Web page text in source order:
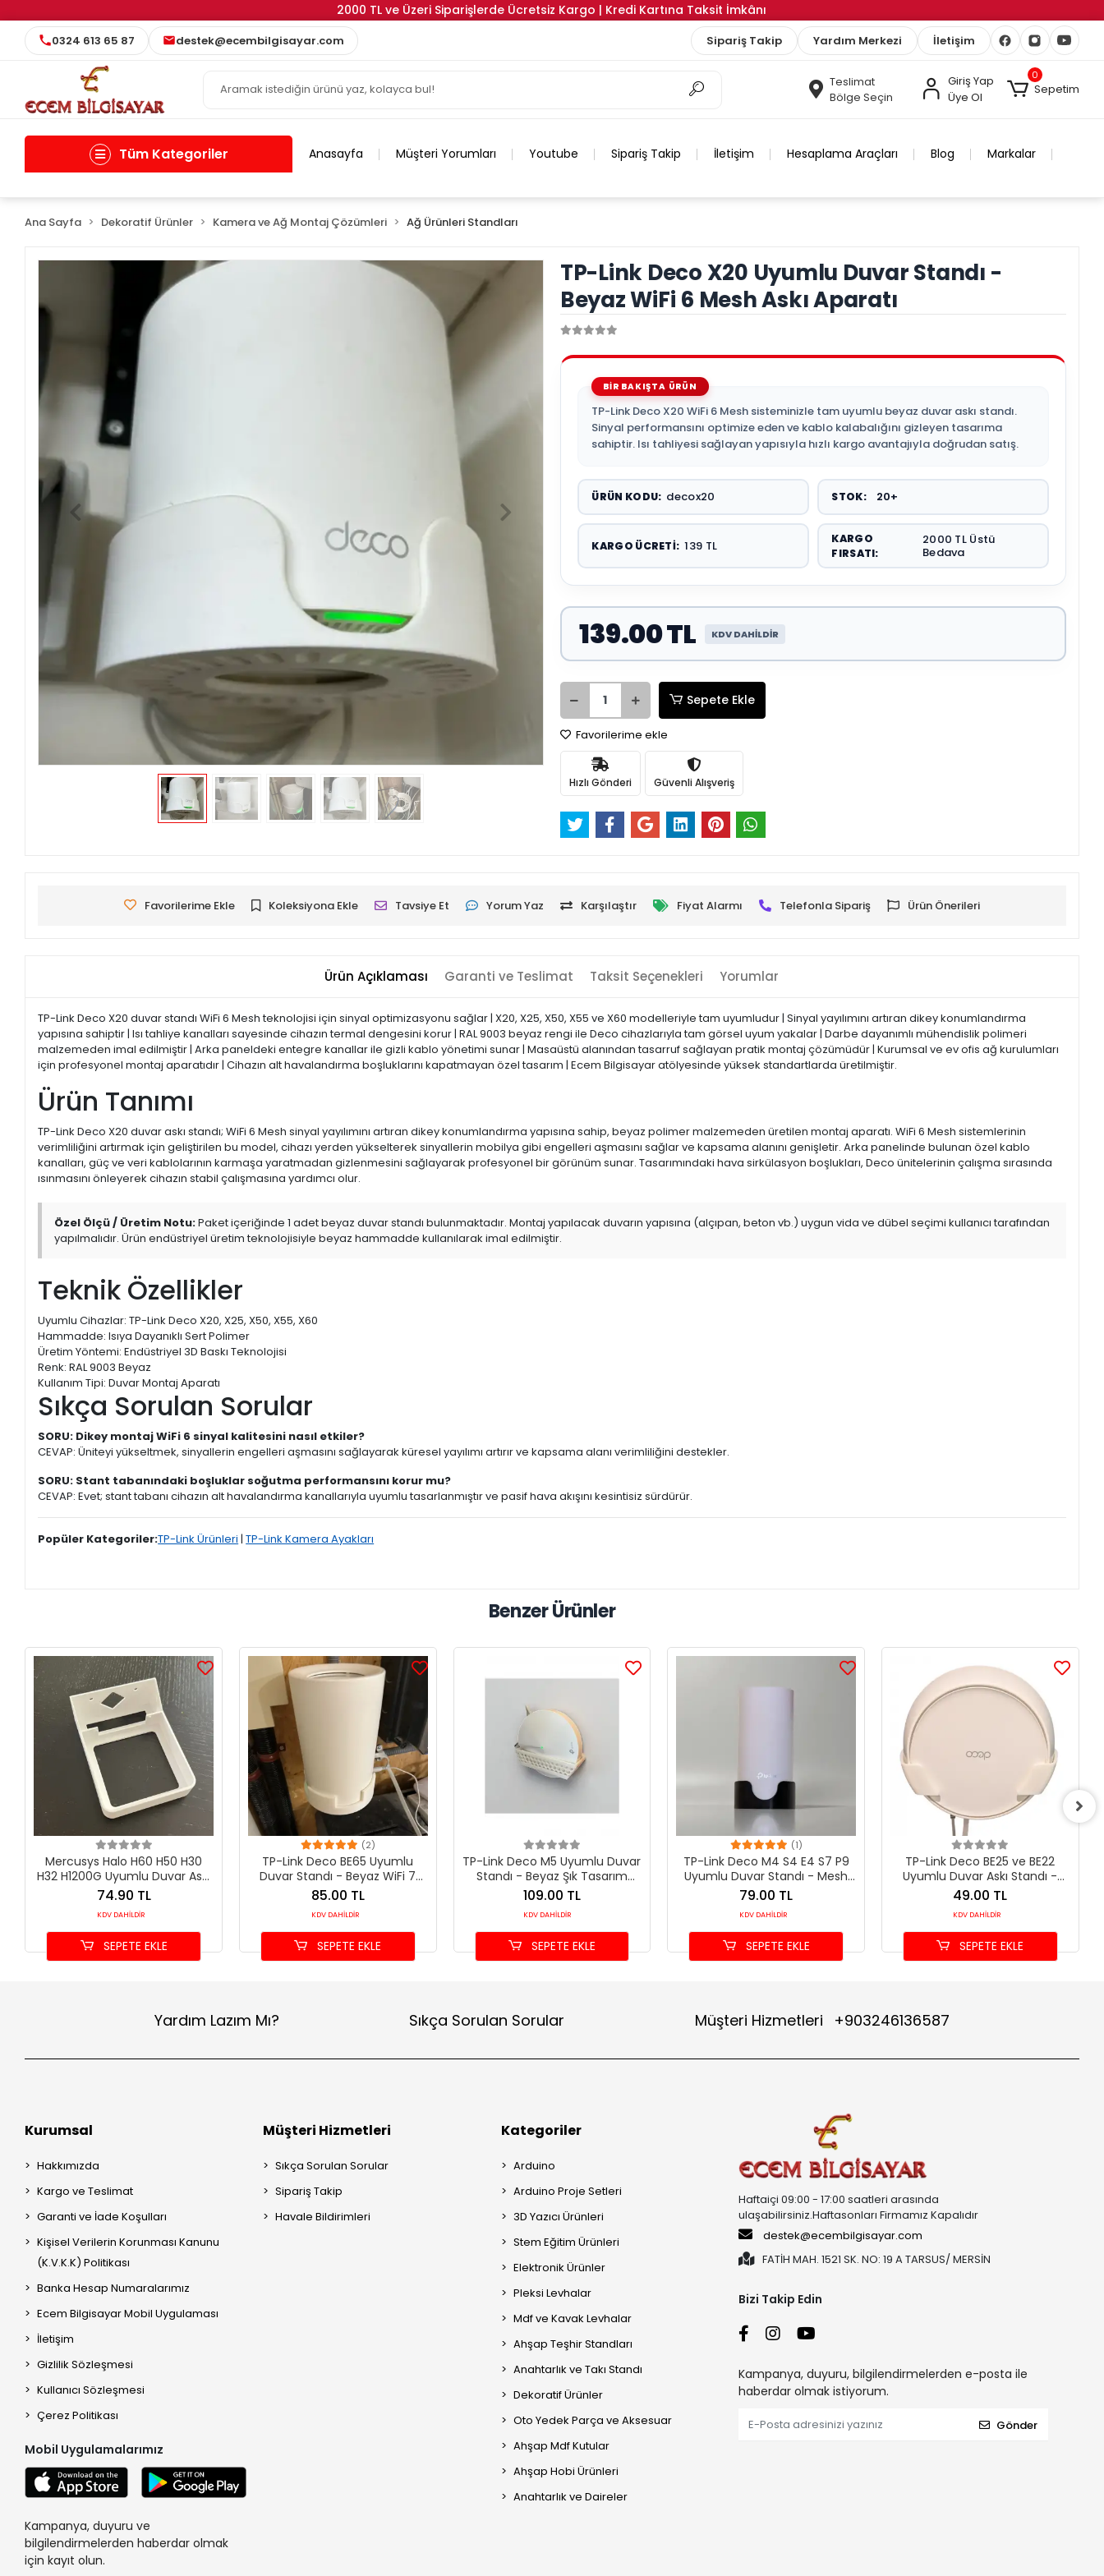
2000 TL ve Üzeri Siparişlerde Ücretsiz Kargo | Kredi Kartına Taksit İmkânı
0324 613 65 87 destek@ecembilgisayar.com Sipariş Takip Yardım Merkezi İletişim
Teslimat
Bölge Seçin
Giriş Yap
Üye Ol
0
Sepetim
Tüm Kategoriler Anasayfa Müşteri Yorumları Youtube Sipariş Takip İletişim Hesaplama Araçları Blog Markalar
Ana Sayfa Dekoratif Ürünler Kamera ve Ağ Montaj Çözümleri Ağ Ürünleri Standları
TP-Link Deco X20 Uyumlu Duvar Standı -
Beyaz WiFi 6 Mesh Askı Aparatı
TP-Link Deco X20 WiFi 6 Mesh sisteminizle tam uyumlu beyaz duvar askı standı.
Sinyal performansını optimize eden ve kablo kalabalığını gizleyen tasarıma
sahiptir. Isı tahliyesi sağlayan yapısıyla hızlı kargo avantajıyla doğrudan satış.
ÜRÜN KODU: decox20 STOK: 20+
KARGO ÜCRETI: 139 TL
KARGO
FIRSATI:
2000 TL Üstü
Bedava
139.00 TL KDV DAHİLDİR
Sepete Ekle
Favorilerime ekle
Hızlı Gönderi Güvenli Alışveriş
Favorilerime Ekle Koleksiyona Ekle Tavsiye Et Yorum Yaz Karşılaştır Fiyat Alarmı Telefonla Sipariş Ürün Önerileri
Ürün Açıklaması Garanti ve Teslimat Taksit Seçenekleri Yorumlar
TP-Link Deco X20 duvar standı WiFi 6 Mesh teknolojisi için sinyal optimizasyonu sağlar | X20, X25, X50, X55 ve X60 modelleriyle tam uyumludur | Sinyal yayılımını artıran dikey konumlandırma
yapısına sahiptir | Isı tahliye kanalları sayesinde cihazın termal dengesini korur | RAL 9003 beyaz rengi ile Deco cihazlarıyla tam görsel uyum yakalar | Darbe dayanımlı mühendislik polimeri
malzemeden imal edilmiştir | Arka paneldeki entegre kanallar ile gizli kablo yönetimi sunar | Masaüstü alanından tasarruf sağlayan pratik montaj çözümüdür | Kurumsal ve ev ofis ağ kurulumları
için profesyonel montaj aparatıdır | Cihazın alt havalandırma boşluklarını kapatmayan özel tasarım | Ecem Bilgisayar atölyesinde yüksek standartlarda üretilmiştir.
Ürün Tanımı
TP-Link Deco X20 duvar askı standı; WiFi 6 Mesh sinyal yayılımını artıran dikey konumlandırma yapısına sahip, beyaz polimer malzemeden üretilen montaj aparatı. WiFi 6 Mesh sistemlerinin
verimliliğini artırmak için geliştirilen bu model, cihazı yerden yükselterek sinyallerin mobilya gibi engelleri aşmasını sağlar ve kapsama alanını genişletir. Arka panelinde bulunan özel kablo
kanalları, güç ve veri kablolarının karmaşa yaratmadan gizlenmesini sağlayarak profesyonel bir görünüm sunar. Tasarımındaki hava sirkülasyon boşlukları, Deco ünitelerinin çalışma sırasında
ısınmasını önleyerek cihazın stabil çalışmasına yardımcı olur.
Özel Ölçü / Üretim Notu:Paket içeriğinde 1 adet beyaz duvar standı bulunmaktadır. Montaj yapılacak duvarın yapısına (alçıpan, beton vb.) uygun vida ve dübel seçimi kullanıcı tarafından
yapılmalıdır. Ürün endüstriyel üretim teknolojisiyle beyaz hammadde kullanılarak imal edilmiştir.
Teknik Özellikler
Uyumlu Cihazlar: TP-Link Deco X20, X25, X50, X55, X60
Hammadde: Isıya Dayanıklı Sert Polimer
Üretim Yöntemi: Endüstriyel 3D Baskı Teknolojisi
Renk: RAL 9003 Beyaz
Kullanım Tipi: Duvar Montaj Aparatı
Sıkça Sorulan Sorular
SORU: Dikey montaj WiFi 6 sinyal kalitesini nasıl etkiler?
CEVAP: Üniteyi yükseltmek, sinyallerin engelleri aşmasını sağlayarak küresel yayılımı artırır ve kapsama alanı verimliliğini destekler.
SORU: Stant tabanındaki boşluklar soğutma performansını korur mu?
CEVAP: Evet; stant tabanı cihazın alt havalandırma kanallarıyla uyumlu tasarlanmıştır ve pasif hava akışını kesintisiz sürdürür.
Popüler Kategoriler:TP-Link Ürünleri |TP-Link Kamera Ayakları
Benzer Ürünler
Mercusys Halo H60 H50 H30
H32 H1200G Uyumlu Duvar Askı
Aparatı
74.90 TL
KDV DAHİLDİR
SEPETE EKLE
(2)
TP-Link Deco BE65 Uyumlu
Duvar Standı - Beyaz WiFi 7
Mesh Montaj Askı Aparatı
85.00 TL
KDV DAHİLDİR
SEPETE EKLE
TP-Link Deco M5 Uyumlu Duvar
Standı - Beyaz Şık Tasarım
Mesh Askı Aparatı
109.00 TL
KDV DAHİLDİR
SEPETE EKLE
(1)
TP-Link Deco M4 S4 E4 S7 P9
Uyumlu Duvar Standı - Mesh
Montaj Askı Aparatı
79.00 TL
KDV DAHİLDİR
SEPETE EKLE
TP-Link Deco BE25 ve BE22
Uyumlu Duvar Askı Standı -
Beyaz WiFi 7 Mesh Montaj
49.00 TL
KDV DAHİLDİR
SEPETE EKLE
Yardım Lazım Mı? Sıkça Sorulan Sorular Müşteri Hizmetleri +903246136587
Kurumsal
Hakkımızda
Kargo ve Teslimat
Garanti ve İade Koşulları
Kişisel Verilerin Korunması Kanunu
(K.V.K.K) Politikası
Banka Hesap Numaralarımız
Ecem Bilgisayar Mobil Uygulaması
İletişim
Gizlilik Sözleşmesi
Kullanıcı Sözleşmesi
Çerez Politikası
Mobil Uygulamalarımız
Kampanya, duyuru ve
bilgilendirmelerden haberdar olmak
için kayıt olun.
Müşteri Hizmetleri
Sıkça Sorulan Sorular
Sipariş Takip
Havale Bildirimleri
Kategoriler
Arduino
Arduino Proje Setleri
3D Yazıcı Ürünleri
Stem Eğitim Ürünleri
Elektronik Ürünler
Pleksi Levhalar
Mdf ve Kavak Levhalar
Ahşap Teşhir Standları
Anahtarlık ve Takı Standı
Dekoratif Ürünler
Oto Yedek Parça ve Aksesuar
Ahşap Mdf Kutular
Ahşap Hobi Ürünleri
Anahtarlık ve Daireler
Haftaiçi 09:00 - 17:00 saatleri arasında
ulaşabilirsiniz.Haftasonları Firmamız Kapalıdır
destek@ecembilgisayar.com
FATİH MAH. 1521 SK. NO: 19 A TARSUS/ MERSİN
Bizi Takip Edin
Kampanya, duyuru, bilgilendirmelerden e-posta ile
haberdar olmak istiyorum.
Gönder